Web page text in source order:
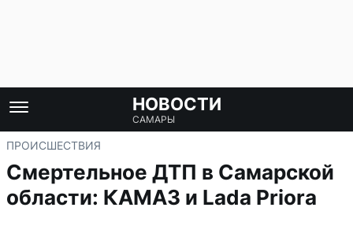
НОВОСТИ
САМАРЫ
ПРОИСШЕСТВИЯ
Смертельное ДТП в Самарской
области: КАМАЗ и Lada Priora